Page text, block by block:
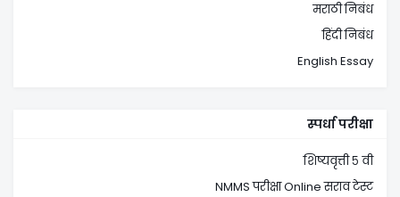
मराठी निबंध
हिंदी निबंध
English Essay
स्पर्धा परीक्षा
शिष्यवृत्ती ५ वी
NMMS परीक्षा Online सराव टेस्ट